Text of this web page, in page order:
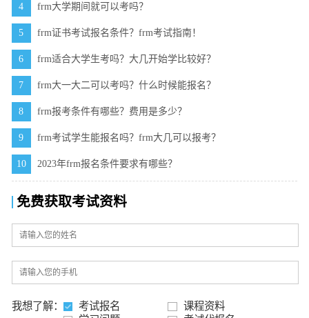
4 frm大学期间就可以考吗？
5 frm证书考试报名条件？frm考试指南！
6 frm适合大学生考吗？大几开始学比较好？
7 frm大一大二可以考吗？什么时候能报名？
8 frm报考条件有哪些？费用是多少？
9 frm考试学生能报名吗？frm大几可以报考？
10 2023年frm报名条件要求有哪些？
免费获取考试资料
我想了解： 考试报名
课程资料